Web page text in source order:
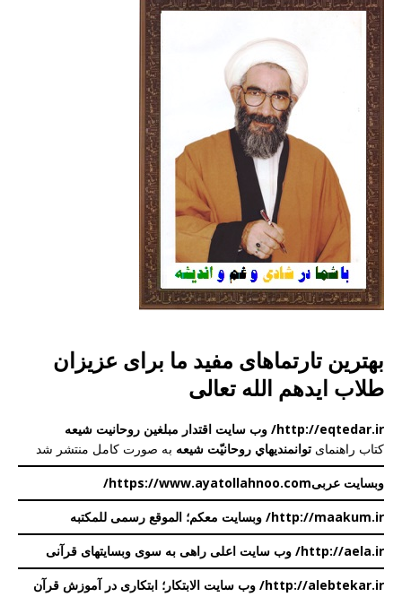
بهترین تارتماهای مفید ما برای عزیزان
طلاب ایدهم الله تعالی
http://eqtedar.ir/ وب سایت اقتدار مبلغین روحانیت شیعه
کتاب راهنمای توانمندیهاي روحانیّت شيعه به صورت کامل منتشر شد
وبسایت عربیhttps://www.ayatollahnoo.com/
http://maakum.ir/ وبسایت معکم؛ الموقع رسمی للمکتبه
http://aela.ir/ وب سایت اعلی راهی به سوی وبسایتهای قرآنی
http://alebtekar.ir/ وب سایت الابتکار؛ ابتکاری در آموزش قرآن